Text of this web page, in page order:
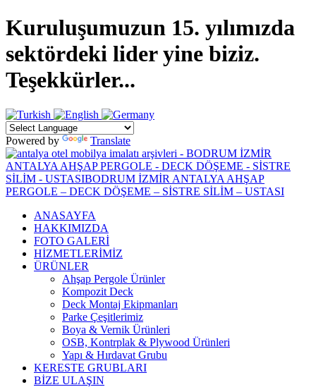
Kuruluşumuzun 15. yılımızda
sektördeki lider yine biziz.
Teşekkürler...
Powered by Translate
ANASAYFA
HAKKIMIZDA
FOTO GALERİ
HİZMETLERİMİZ
ÜRÜNLER
Ahşap Pergole Ürünler
Kompozit Deck
Deck Montaj Ekipmanları
Parke Çeşitlerimiz
Boya & Vernik Ürünleri
OSB, Kontrplak & Plywood Ürünleri
Yapı & Hırdavat Grubu
KERESTE GRUBLARI
BİZE ULAŞIN